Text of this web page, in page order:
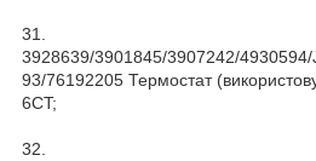
31.
3928639/3901845/3907242/
93/76192205 Термостат
6CT;
32.